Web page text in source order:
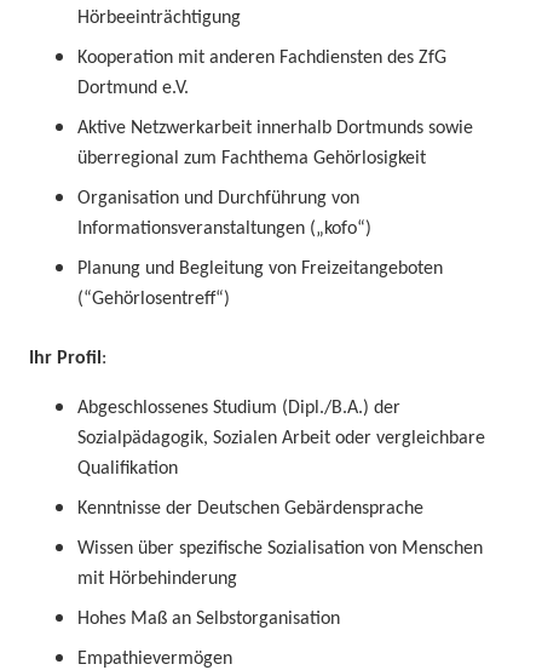
Hörbeeinträchtigung
Kooperation mit anderen Fachdiensten des ZfG
Dortmund e.V.
Aktive Netzwerkarbeit innerhalb Dortmunds sowie
überregional zum Fachthema Gehörlosigkeit
Organisation und Durchführung von
Informationsveranstaltungen („kofo“)
P lanung und Begleitung von Freizeitangeboten
(“Gehörlosentreff“)
Ihr Profil :
Abgeschlossenes Studium (Dipl./B.A.) der
Sozialpädagogik, Sozialen Arbeit oder vergleichbare
Qualifikation
Kenntnisse der Deutschen Gebärdensprache
Wissen über spezifische Sozialisation von Menschen
mit Hörbehinderung
Hohes Maß an Selbstorganisation
Empathievermögen